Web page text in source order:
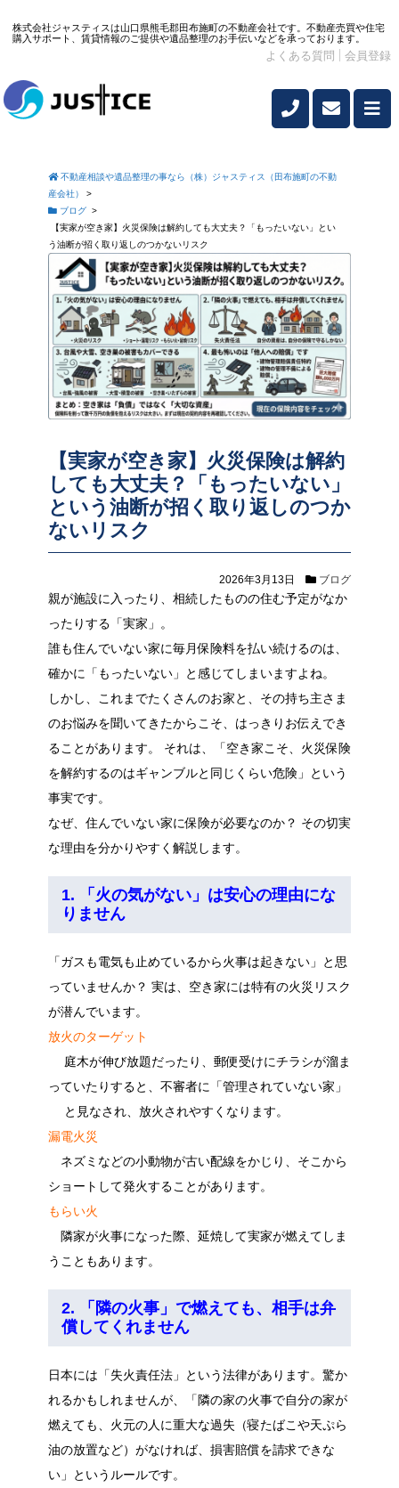
株式会社ジャスティスは山口県熊毛郡田布施町の不動産会社です。不動産売買や住宅
購入サポート、賃貸情報のご提供や遺品整理のお手伝いなどを承っております。
よくある質問 会員登録
不動産相談や遺品整理の事なら（株）ジャスティス（田布施町の不動
産会社）
>
ブログ >
【実家が空き家】火災保険は解約しても大丈夫？「もったいない」とい
う油断が招く取り返しのつかないリスク
【実家が空き家】火災保険は解約
しても大丈夫？「もったいない」
という油断が招く取り返しのつか
ないリスク
2026年3月13日 ブログ
親が施設に入ったり、相続したものの住む予定がなか
ったりする「実家」。
誰も住んでいない家に毎月保険料を払い続けるのは、
確かに「もったいない」と感じてしまいますよね。
しかし、これまでたくさんのお家と、その持ち主さま
のお悩みを聞いてきたからこそ、はっきりお伝えでき
ることがあります。 それは、「空き家こそ、火災保険
を解約するのはギャンブルと同じくらい危険」という
事実です。
なぜ、住んでいない家に保険が必要なのか？ その切実
な理由を分かりやすく解説します。
1. 「火の気がない」は安心の理由にな
りません
「ガスも電気も止めているから火事は起きない」と思
っていませんか？ 実は、空き家には特有の火災リスク
が潜んでいます。
放火のターゲット
庭木が伸び放題だったり、郵便受けにチラシが溜ま
っていたりすると、不審者に「管理されていない家」
と見なされ、放火されやすくなります。
漏電火災
ネズミなどの小動物が古い配線をかじり、そこから
ショートして発火することがあります。
もらい火
隣家が火事になった際、延焼して実家が燃えてしま
うこともあります。
2. 「隣の火事」で燃えても、相手は弁
償してくれません
日本には「失火責任法」という法律があります。驚か
れるかもしれませんが、「隣の家の火事で自分の家が
燃えても、火元の人に重大な過失（寝たばこや天ぷら
油の放置など）がなければ、損害賠償を請求できな
い」というルールです。